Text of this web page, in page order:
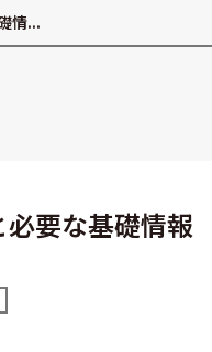
情...
要な基礎情報